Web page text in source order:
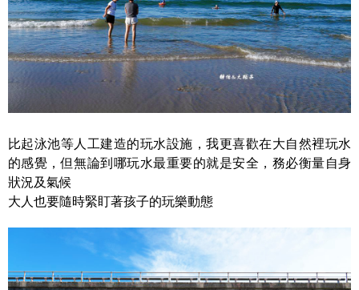
比起泳池等人工建造的玩水設施，我更喜歡在大自然裡玩水
的感覺，但無論到哪玩水最重要的就是安全，務必衡量自身
狀況及氣候
大人也要隨時緊盯著孩子的玩樂動態